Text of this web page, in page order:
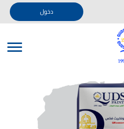
دخول
في عام 1994. وقد بدأت بخطين من المنتجات .
الجدران الداخلية المائي ولصق البلاط ذو القاعدة الأسمنتية
صناعة دهانات القدس دهان شركات دهانات في الاردن
أنواع الدهانات واسعارها في الاردن, مهندس دهانات,
المنزلية, أنواع الدهانات في الاردن, أنواع الدهانات في الاردن
صناعة دهانات القدس معارض دهانات
صناعة دهانات القدس
الوان دهانات, الوان دهانات شقق,
كتالوج الوان دهانات, الوان دهانات فاتحة,